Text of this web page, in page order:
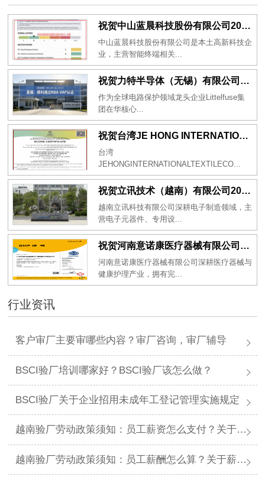
祝贺中山蓝晨科技股份有限公司2026年一次性成功通过BSCI验厂-B级
中山蓝晨科技股份有限公司是本土高新科技企
业，主营智能终端相关...
祝贺力特半导体（无锡）有限公司2026年一次性成功通过RBA-VAP认证审核并取得170.2分
作为全球电路保护领域龙头企业Littelfuse集
团在华核心...
祝贺台湾JE HONG INTERNATIONAL TEXTILE CO., LTD 2026年一次性成功通过GRS认证
台湾
JEHONGINTERNATIONALTEXTILECO...
祝贺立讯技术（越南）有限公司2026年一次性成功通过RBA-VAP审核获得金牌评级！
越南立讯科技有限公司深耕电子制造领域，主
营电子元器件、专用设...
祝贺河南意诺康医疗器械有限公司2026年一次性成功通过GMP认证
河南意诺康医疗器械有限公司深耕医疗器械与
健康护理产业，拥有完...
行业资讯
客户审厂主要审哪些内容？审厂咨询，审厂辅导
BSCI验厂培训哪家好？BSCI验厂该怎么做？
BSCI验厂关于企业招用未成年工登记管理实施规定
越南验厂劳动政策须知：员工薪资怎么支付？关于薪资支付有哪些规定呢？
越南验厂劳动政策须知：员工薪酬怎么算？关于薪酬有哪些规定呢？​